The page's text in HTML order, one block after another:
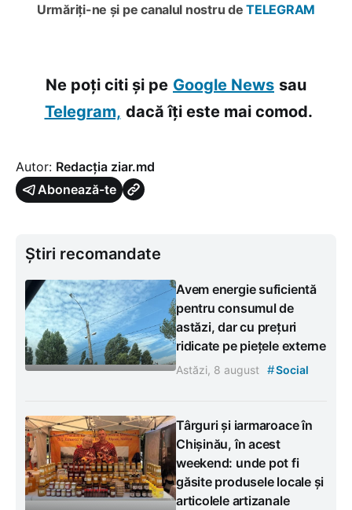
Urmăriți-ne și pe canalul nostru deTELEGRAM
Ne poți citi și pe Google News sau
Telegram, dacă îți este mai comod.
Autor: Redacția ziar.md
Abonează-te
Știri recomandate
Avem energie suficientă
pentru consumul de
astăzi, dar cu prețuri
ridicate pe piețele externe
Astăzi, 8 august #Social
Târguri și iarmaroace în
Chișinău, în acest
weekend: unde pot fi
găsite produsele locale și
articolele artizanale